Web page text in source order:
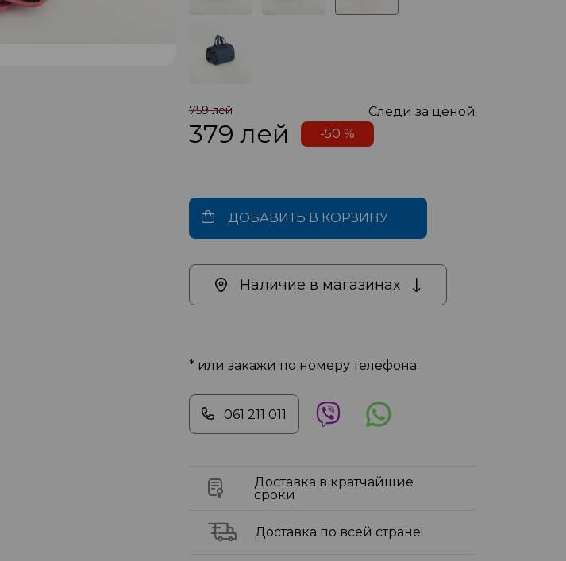
759 лей Следи за ценой
379лей -50 %
ДОБАВИТЬ В КОРЗИНУ
Наличие в магазинах
* или закажи по номеру телефона:
061 211 011
Доставка в кратчайшие
сроки
Доставка по всей стране!